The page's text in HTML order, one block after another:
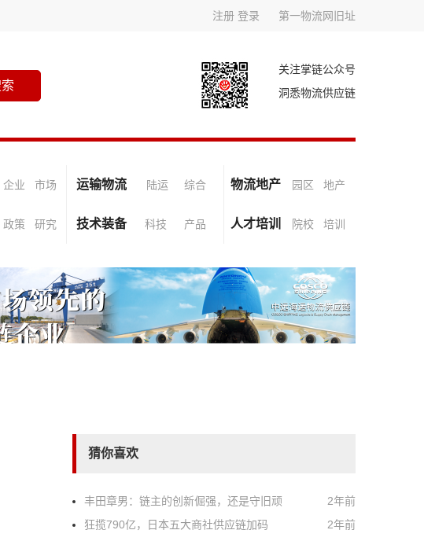
注册 登录 第一物流网旧址
关注掌链公众号
洞悉物流供应链
企业 市场 运输物流 陆运 综合 物流地产 园区 地产
政策 研究 技术装备 科技 产品 人才培训 院校 培训
猜你喜欢
丰田章男：链主的创新倔强，还是守旧顽
2年前
狂揽790亿，日本五大商社供应链加码
2年前